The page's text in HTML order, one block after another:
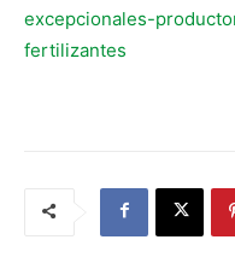
excepcionales-
fertilizantes